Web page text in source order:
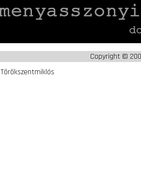
Copyright ©
Törökszentmiklós